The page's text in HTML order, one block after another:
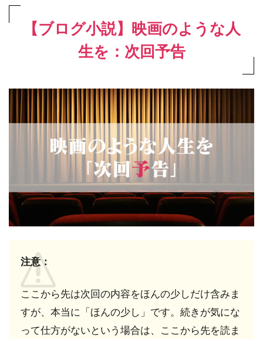
【ブログ小説】映画のような人
生を：次回予告
注意：
ここから先は次回の内容をほんの少しだけ含みま
すが、本当に「ほんの少し」です。続きが気にな
って仕方がないという場合は、ここから先を読ま